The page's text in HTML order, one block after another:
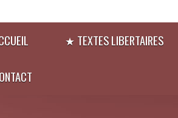
★ TEXTES LIBERTAIRES